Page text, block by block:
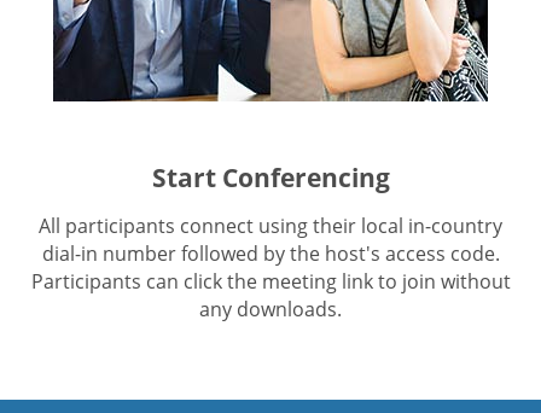
Start Conferencing
All participants connect using their local in-country
dial-in number followed by the host's access code.
Participants can click the meeting link to join without
any downloads.